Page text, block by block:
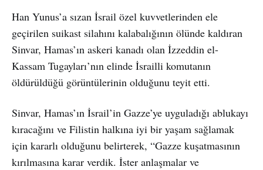
Han Yunus’a sızan İsrail özel kuvvetlerinden ele
geçirilen suikast silahını kalabalığının ölünde kaldıran
Sinvar, Hamas’ın askeri kanadı olan İzzeddin el-
Kassam Tugayları’nın elinde İsrailli komutanın
öldürüldüğü görüntülerinin olduğunu teyit etti.
Sinvar, Hamas’ın İsrail’in Gazze’ye uyguladığı ablukayı
kıracağını ve Filistin halkına iyi bir yaşam sağlamak
için kararlı olduğunu belirterek, “Gazze kuşatmasının
kırılmasına karar verdik. İster anlaşmalar ve